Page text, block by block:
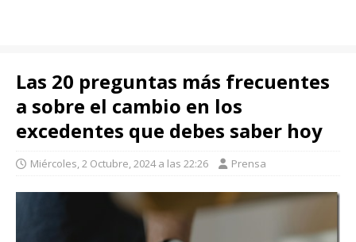
Las 20 preguntas más frecuentes
a sobre el cambio en los
excedentes que debes saber hoy
Miércoles, 2 Octubre, 2024 a las 22:26 Prensa